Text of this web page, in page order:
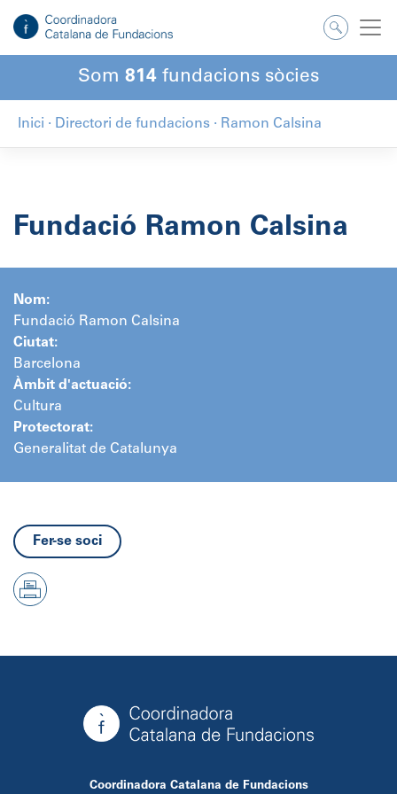
contingut
Som 814 fundacions sòcies
Inici · Directori de fundacions · Ramon Calsina
Fundació Ramon Calsina
Nom:
Fundació Ramon Calsina
Ciutat:
Barcelona
Àmbit d'actuació:
Cultura
Protectorat:
Generalitat de Catalunya
Fer-se soci
Coordinadora Catalana de Fundacions